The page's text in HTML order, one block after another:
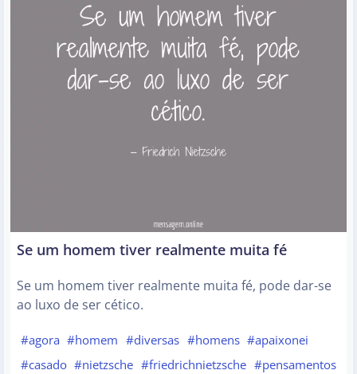
Se um homem tiver realmente muita fé
Se um homem tiver realmente muita fé, pode dar-se
ao luxo de ser cético.
#agora #homem #diversas #homens #apaixonei
#casado #nietzsche #friedrichnietzsche #pensamentos